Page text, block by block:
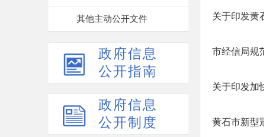
其他主动公开文件
政府信息
公开指南
政府信息
公开制度
关于印发黄
市经信局规
关于印发加
黄石市新型